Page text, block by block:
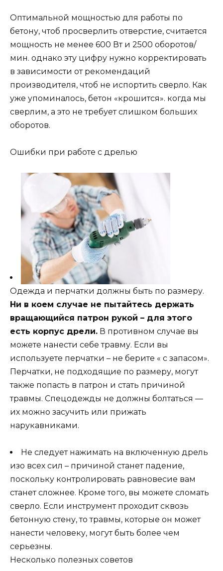
Оптимальной мощностью для работы по
бетону, чтоб просверлить отверстие, считается
мощность не менее 600 Вт и 2500 оборотов/
мин. однако эту цифру нужно корректировать
в зависимости от рекомендаций
производителя, чтоб не испортить сверло. Как
уже упоминалось, бетон «крошится». когда мы
сверлим, а это не требует слишком больших
оборотов.
Ошибки при работе с дрелью
Одежда и перчатки должны быть по размеру.
Ни в коем случае не пытайтесь держать
вращающийся патрон рукой – для этого
есть корпус дрели. В противном случае вы
можете нанести себе травму. Если вы
используете перчатки – не берите « с запасом».
Перчатки, не подходящие по размеру, могут
также попасть в патрон и стать причиной
травмы. Спецодежды не должны болтаться —
их можно засучить или прижать
нарукавниками.
Не следует нажимать на включенную дрель
изо всех сил – причиной станет падение,
поскольку контролировать равновесие вам
станет сложнее. Кроме того, вы можете сломать
сверло. Если инструмент проходит сквозь
бетонную стену, то травмы, которые он может
нанести человеку, могут быть более чем
серьезны.
Несколько полезных советов